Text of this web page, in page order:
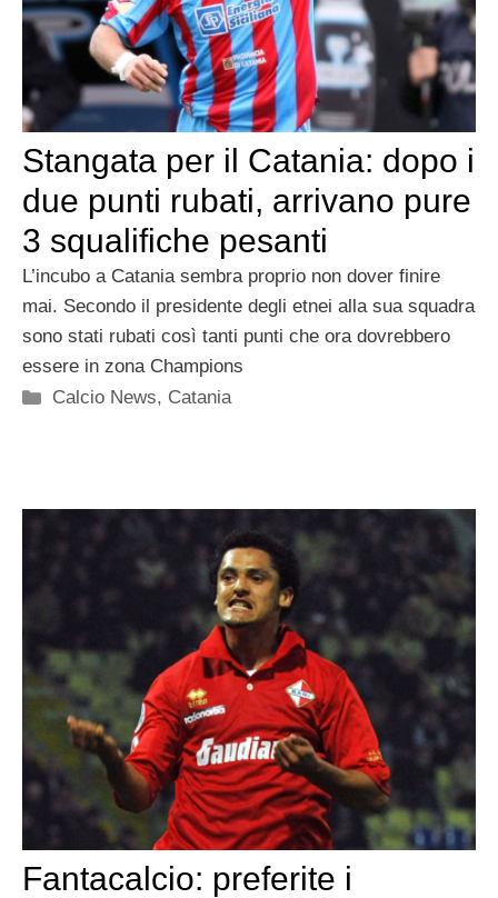
Stangata per il Catania: dopo i
due punti rubati, arrivano pure
3 squalifiche pesanti
L’incubo a Catania sembra proprio non dover finire
mai. Secondo il presidente degli etnei alla sua squadra
sono stati rubati così tanti punti che ora dovrebbero
essere in zona Champions
Categorie
Calcio News, Catania
Fantacalcio: preferite i